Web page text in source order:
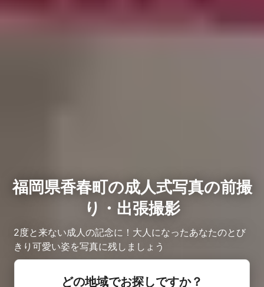
福岡県香春町の成人式写真の前撮
り・出張撮影
2度と来ない成人の記念に！大人になったあなたのとび
きり可愛い姿を写真に残しましょう
どの地域でお探しですか？